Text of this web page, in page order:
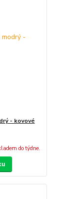
- kovové
do týdne.